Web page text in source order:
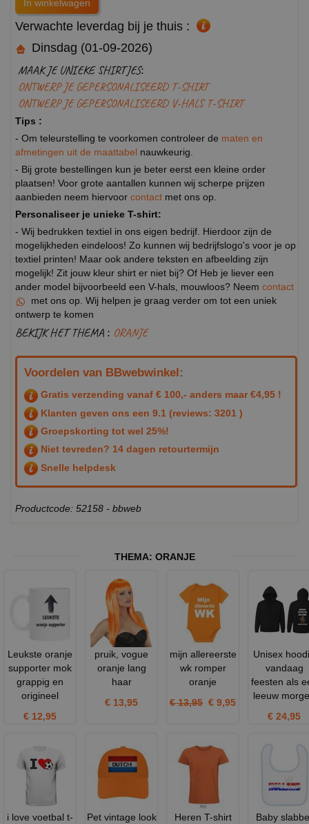
Verwachte leverdag bij je thuis :
Dinsdag (01-09-2026)
MAAK JE UNIEKE SHIRTJES:
ONTWERP JE GEPERSONALISEERD T-SHIRT
ONTWERP JE GEPERSONALISEERD V-HALS T-SHIRT
Tips :
- Om teleurstelling te voorkomen controleer de maten en
afmetingen uit de maattabel nauwkeurig.
- Bij grote bestellingen kun je beter eerst een kleine order
plaatsen! Voor grote aantallen kunnen wij scherpe prijzen
aanbieden neem hiervoor contact met ons op.
Personaliseer je unieke T-shirt:
- Wij bedrukken textiel in ons eigen bedrijf. Hierdoor zijn de
mogelijkheden eindeloos! Zo kunnen wij bedrijfslogo's voor je op
textiel printen! Maar ook andere teksten en afbeelding zijn
mogelijk! Zit jouw kleur shirt er niet bij? Of Heb je liever een
ander model bijvoorbeeld een V-hals, mouwloos? Neem contact
met ons op. Wij helpen je graag verder om tot een uniek
ontwerp te komen
BEKIJK HET THEMA : ORANJE
Voordelen van BBwebwinkel:
Gratis verzending vanaf € 100,- anders maar €4,95 !
Klanten geven ons een 9.1 (reviews: 3201 )
Groepskorting tot wel 25%!
Niet tevreden? 14 dagen retourtermijn
Snelle helpdesk
Productcode: 52158 - bbweb
THEMA: ORANJE
Leukste oranje
supporter mok
grappig en
origineel
€ 12,95
pruik, vogue
oranje lang
haar
€ 13,95
mijn allereerste
wk romper
oranje
€ 13,95 € 9,95
Unisex
vandaag
feesten als
leeuw
€ 24,95
i love voetbal t-
Pet vintage look
Heren T-shirt
Baby